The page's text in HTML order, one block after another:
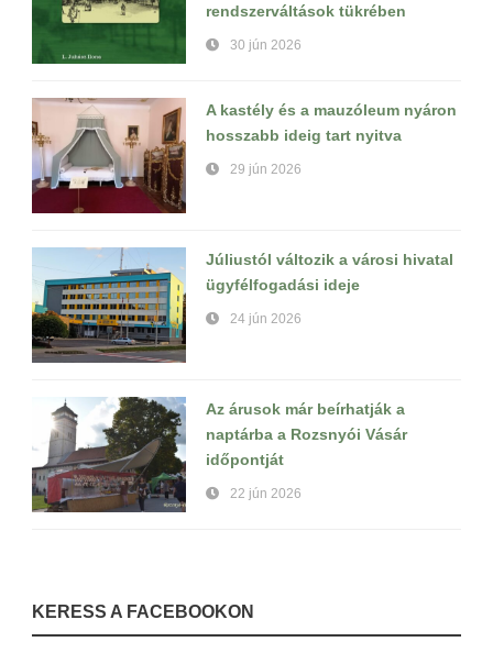
rendszerváltások tükrében
30 jún 2026
A kastély és a mauzóleum nyáron
hosszabb ideig tart nyitva
29 jún 2026
Júliustól változik a városi hivatal
ügyfélfogadási ideje
24 jún 2026
Az árusok már beírhatják a
naptárba a Rozsnyói Vásár
időpontját
22 jún 2026
KERESS A FACEBOOKON